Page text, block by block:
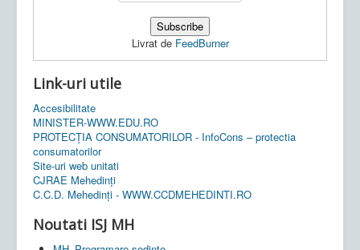
Livrat de FeedBurner
Link-uri utile
Accesibilitate
MINISTER-WWW.EDU.RO
PROTECȚIA CONSUMATORILOR - InfoCons – protectia
consumatorilor
Site-uri web unitati
CJRAE Mehedinți
C.C.D. Mehedinţi - WWW.CCDMEHEDINTI.RO
Noutati ISJ MH